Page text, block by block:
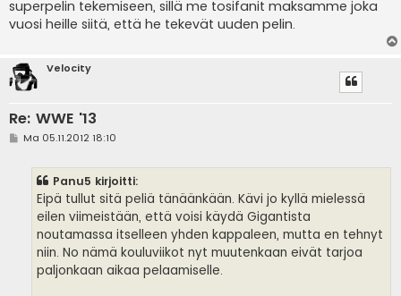
superpelin tekemiseen, sillä me tosifanit maksamme joka
vuosi heille siitä, että he tekevät uuden pelin.
Velocity
Re: WWE '13
VMa 05.11.2012 18:10
Panu5 kirjoitti:
Eipä tullut sitä peliä tänäänkään. Kävi jo kyllä mielessä
eilen viimeistään, että voisi käydä Gigantista
noutamassa itselleen yhden kappaleen, mutta en tehnyt
niin. No nämä kouluviikot nyt muutenkaan eivät tarjoa
paljonkaan aikaa pelaamiselle.